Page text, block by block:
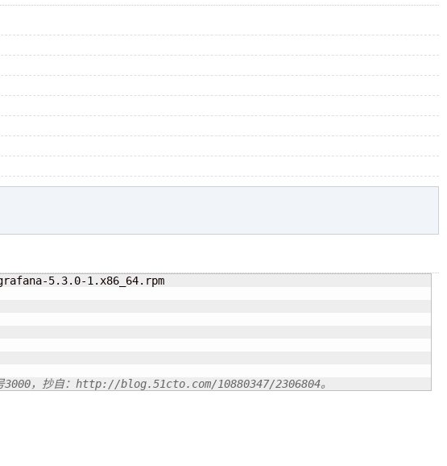
5.3.0-1
3000，抄自：http://blog.51cto.com/10880347/2306804。